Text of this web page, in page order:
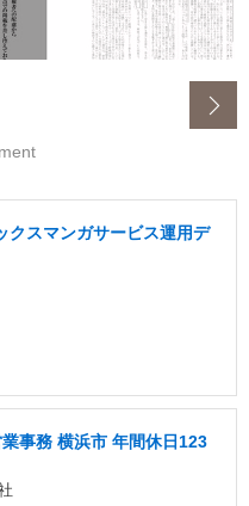
クスマンガサービス運用デ
事務 横浜市 年間休日123